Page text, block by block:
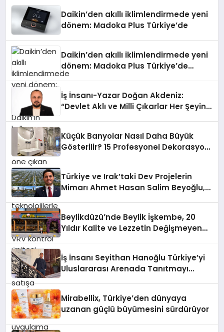
Daikin’den akıllı iklimlendirmede yeni
dönem: Madoka Plus Türkiye’de
Daikin’den akıllı iklimlendirmede yeni
dönem: Madoka Plus Türkiye’de
Daikin’in kullanıcı dostu tasarımıyla
teknolojilerle donatılmış son modeli
VRV kontrol ünitesi Madoka Plus
Türkiye’de satışa sunuldu. Tam
dokunmatik ekranı, mobil uygulama
desteği ve akıllı sensör entegrasyonu
sayesinde iklimlendirme sistemlerinin
yönetimini daha kolay, konforlu ve
verimli hale getiriyor. Enerji
verimliliğini artırırken modern yaşam
İş İnsanı-Yazar Doğan Akdeniz:
“Devlet Aklı ve Milli Çıkarlar Her Şeyin
Küçük Banyolar Nasıl Daha Büyük
Gösterilir? 15 Profesyonel Dekorasyon
Türkiye ve Irak’taki Dev Projelerin
Mimarı Ahmet Hasan Salim Beyoğlu,
Hayata Geçirecek
Beylikdüzü’nde Beylik İşkembe, 20
Yıldır Kalite ve Lezzetin Değişmeyen
İş İnsanı Seyithan Hanoğlu Türkiye’yi
Uluslararası Arenada Tanıtmayı
Mirabellix, Türkiye’den dünyaya
uzanan güçlü büyümesini sürdürüyor